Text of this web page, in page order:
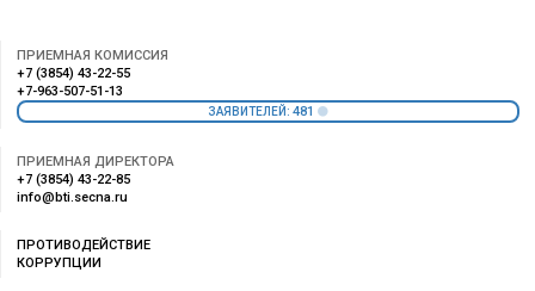
ПРИЕМНАЯ КОМИССИЯ
+7 (3854) 43-22-55
+7-963-507-51-13
ЗАЯВИТЕЛЕЙ: 481
ПРИЕМНАЯ ДИРЕКТОРА
+7 (3854) 43-22-85
info@bti.secna.ru
ПРОТИВОДЕЙСТВИЕ
КОРРУПЦИИ